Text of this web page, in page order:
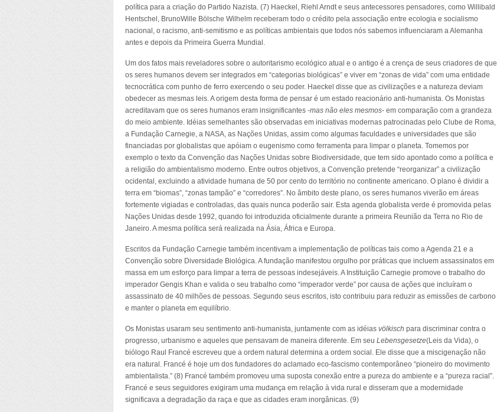
política para a criação do Partido Nazista. (7) Haeckel, Riehl Arndt e seus antecessores pensadores, como Willibald
Hentschel, BrunoWille Bölsche Wilhelm receberam todo o crédito pela associação entre ecologia e socialismo
nacional, o racismo, anti-semitismo e as políticas ambientais que todos nós sabemos influenciaram a Alemanha
antes e depois da Primeira Guerra Mundial.
Um dos fatos mais reveladores sobre o autoritarismo ecológico atual e o antigo é a crença de seus criadores de que
os seres humanos devem ser integrados em “categorias biológicas” e viver em “zonas de vida” com uma entidade
tecnocrática com punho de ferro exercendo o seu poder. Haeckel disse que as civilizações e a natureza deviam
obedecer as mesmas leis. A origem desta forma de pensar é um estado reacionário anti-humanista. Os Monistas
acreditavam que os seres humanos eram insignificantes -mas não eles mesmos- em comparação com a grandeza
do meio ambiente. Idéias semelhantes são observadas em iniciativas modernas patrocinadas pelo Clube de Roma,
a Fundação Carnegie, a NASA, as Nações Unidas, assim como algumas faculdades e universidades que são
financiadas por globalistas que apóiam o eugenismo como ferramenta para limpar o planeta. Tomemos por
exemplo o texto da Convenção das Nações Unidas sobre Biodiversidade, que tem sido apontado como a política e
a religião do ambientalismo moderno. Entre outros objetivos, a Convenção pretende “reorganizar” a civilização
ocidental, excluindo a atividade humana de 50 por cento do território no continente americano. O plano é dividir a
terra em “biomas”, “zonas tampão” e “corredores”. No âmbito deste plano, os seres humanos viverão em áreas
fortemente vigiadas e controladas, das quais nunca poderão sair. Esta agenda globalista verde é promovida pelas
Nações Unidas desde 1992, quando foi introduzida oficialmente durante a primeira Reunião da Terra no Rio de
Janeiro. A mesma política será realizada na Ásia, África e Europa.
Escritos da Fundação Carnegie também incentivam a implementação de políticas tais como a Agenda 21 e a
Convenção sobre Diversidade Biológica. A fundação manifestou orgulho por práticas que incluem assassinatos em
massa em um esforço para limpar a terra de pessoas indesejáveis. A Instituição Carnegie promove o trabalho do
imperador Gengis Khan e valida o seu trabalho como “imperador verde” por causa de ações que incluíram o
assassinato de 40 milhões de pessoas. Segundo seus escritos, isto contribuiu para reduzir as emissões de carbono
e manter o planeta em equilíbrio.
Os Monistas usaram seu sentimento anti-humanista, juntamente com as idéias völkisch para discriminar contra o
progresso, urbanismo e aqueles que pensavam de maneira diferente. Em seu Lebensgesetze(Leis da Vida), o
biólogo Raul Francé escreveu que a ordem natural determina a ordem social. Ele disse que a miscigenação não
era natural. Francé é hoje um dos fundadores do aclamado eco-fascismo contemporâneo “pioneiro do movimento
ambientalista.” (8) Francé também promoveu uma suposta conexão entre a pureza do ambiente e a “pureza racial”.
Francé e seus seguidores exigiram uma mudança em relação à vida rural e disseram que a modernidade
significava a degradação da raça e que as cidades eram inorgânicas. (9)